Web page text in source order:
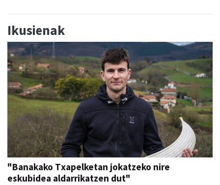
Ikusienak
"Banakako Txapelketan jokatzeko nire
eskubidea aldarrikatzen dut"